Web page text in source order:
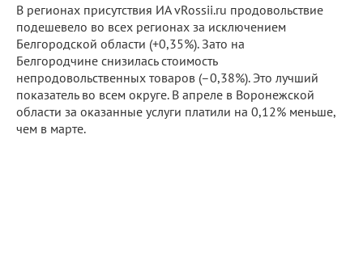
В регионах присутствия ИА vRossii.ru продовольствие
подешевело во всех регионах за исключением
Белгородской области (+0,35%). Зато на
Белгородчине снизилась стоимость
непродовольственных товаров (–0,38%). Это лучший
показатель во всем округе. В апреле в Воронежской
области за оказанные услуги платили на 0,12% меньше,
чем в марте.